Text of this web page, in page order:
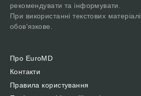
рекомендувати та інформувати.
При використанні текстових
обов'язкове.
Про EuroMD
Контакти
Правила користування